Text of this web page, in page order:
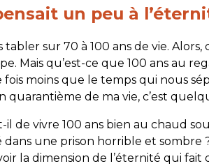
un peu à
tabler sur 70 à 100 ans de vie.
Mais qu’est-ce que 100 ans au
fois moins que le temps qui nous
quarantième de ma vie, c’est
il de vivre 100 ans bien au chaud
dans une prison horrible et sombre
la dimension de l’éternité qui fait